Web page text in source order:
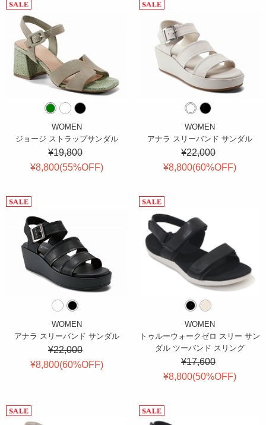
WOMEN
ジョージ ストラップサンダル
¥19,800
¥8,800(55%OFF)
WOMEN
アナラ スリーバンド サンダル
¥22,000
¥8,800(60%OFF)
WOMEN
アナラ スリーバンド サンダル
¥22,000
¥8,800(60%OFF)
WOMEN
トゥルーウォークゼロ スリー サン
ダル ツーバンド スリング
¥17,600
¥8,800(50%OFF)